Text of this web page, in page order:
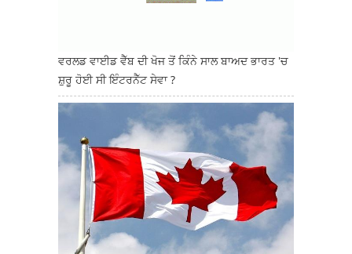
ਵਰਲਡ ਵਾਈਡ ਵੈੱਬ ਦੀ ਖੋਜ ਤੋਂ ਕਿੰਨੇ ਸਾਲ ਬਾਅਦ ਭਾਰਤ 'ਚ
ਸ਼ੁਰੂ ਹੋਈ ਸੀ ਇੰਟਰਨੈੱਟ ਸੇਵਾ ?